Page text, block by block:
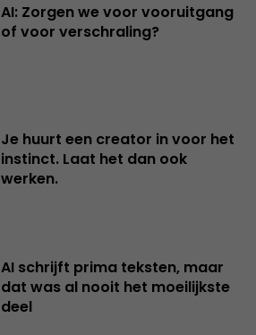
AI: Zorgen we voor vooruitgang
of voor verschraling?
Je huurt een creator in voor het
instinct. Laat het dan ook
werken.
AI schrijft prima teksten, maar
dat was al nooit het moeilijkste
deel